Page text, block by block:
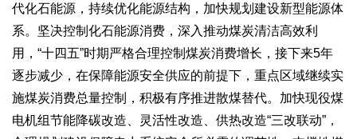
代化石能源，持续优化能源结构，加快规划建设新型能源体
系。坚决控制化石能源消费，深入推动煤炭清洁高效利
用，“十四五”时期严格合理控制煤炭消费增长，接下来5年
逐步减少，在保障能源安全供应的前提下，重点区域继续实
施煤炭消费总量控制，积极有序推进散煤替代。加快现役煤
电机组节能降碳改造、灵活性改造、供热改造“三改联动”，